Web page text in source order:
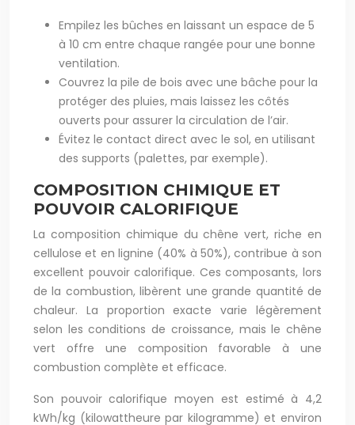
Empilez les bûches en laissant un espace de 5
à 10 cm entre chaque rangée pour une bonne
ventilation.
Couvrez la pile de bois avec une bâche pour la
protéger des pluies, mais laissez les côtés
ouverts pour assurer la circulation de l’air.
Évitez le contact direct avec le sol, en utilisant
des supports (palettes, par exemple).
COMPOSITION CHIMIQUE ET
POUVOIR CALORIFIQUE
La composition chimique du chêne vert, riche en
cellulose et en lignine (40% à 50%), contribue à son
excellent pouvoir calorifique. Ces composants, lors
de la combustion, libèrent une grande quantité de
chaleur. La proportion exacte varie légèrement
selon les conditions de croissance, mais le chêne
vert offre une composition favorable à une
combustion complète et efficace.
Son pouvoir calorifique moyen est estimé à 4,2
kWh/kg (kilowattheure par kilogramme) et environ